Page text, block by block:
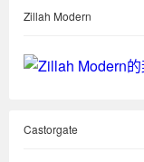
Zillah Modern
Castorgate